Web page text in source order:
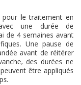
pour le traitement en
une durée de
de 4 semaines avant
Une pause de
avant de réitérer
des durées ne
être appliqués